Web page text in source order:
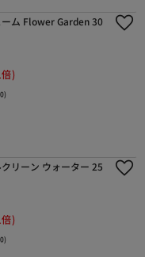
ーム Flower Garden 30
)
リーン ウォーター 25
)